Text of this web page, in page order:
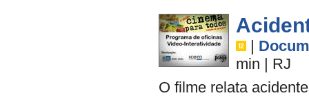
|
min | RJ
O filme relata